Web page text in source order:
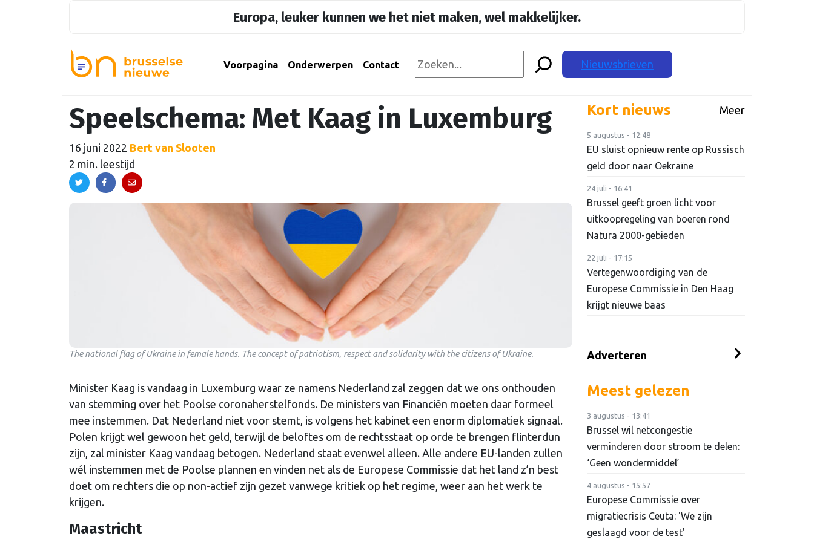
Europa, leuker kunnen we het niet maken, wel makkelijker.
Voorpagina Onderwerpen Contact Nieuwsbrieven
Speelschema: Met Kaag in Luxemburg
16 juni 2022 Bert van Slooten
2 min. leestijd
The national flag of Ukraine in female hands. The concept of patriotism, respect and solidarity with the citizens of Ukraine.
Minister Kaag is vandaag in Luxemburg waar ze namens Nederland zal zeggen dat we ons onthouden
van stemming over het Poolse coronaherstelfonds. De ministers van Financiën moeten daar formeel
mee instemmen. Dat Nederland niet voor stemt, is volgens het kabinet een enorm diplomatiek signaal.
Polen krijgt wel gewoon het geld, terwijl de beloftes om de rechtsstaat op orde te brengen flinterdun
zijn, zal minister Kaag vandaag betogen. Nederland staat evenwel alleen. Alle andere EU-landen zullen
wél instemmen met de Poolse plannen en vinden net als de Europese Commissie dat het land z’n best
doet om rechters die op non-actief zijn gezet vanwege kritiek op het regime, weer aan het werk te
krijgen.
Maastricht
Kort nieuws Meer
5 augustus - 12:48
EU sluist opnieuw rente op Russisch
geld door naar Oekraïne
24 juli - 16:41
Brussel geeft groen licht voor
uitkoopregeling van boeren rond
Natura 2000-gebieden
22 juli - 17:15
Vertegenwoordiging van de
Europese Commissie in Den Haag
krijgt nieuwe baas
Adverteren
Meest gelezen
3 augustus - 13:41
Brussel wil netcongestie
verminderen door stroom te delen:
‘Geen wondermiddel’
4 augustus - 15:57
Europese Commissie over
migratiecrisis Ceuta: 'We zijn
geslaagd voor de test'